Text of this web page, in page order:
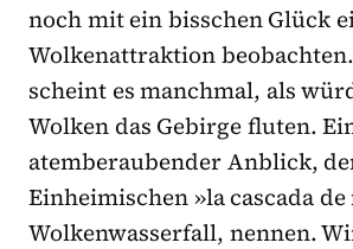
noch mit ein bisschen Glück
Wolkenattraktion
scheint es manchmal, als
Wolken das Gebirge fluten.
atemberaubender Anblick,
Einheimischen »la cascada de
Wolkenwasserfall, nennen.